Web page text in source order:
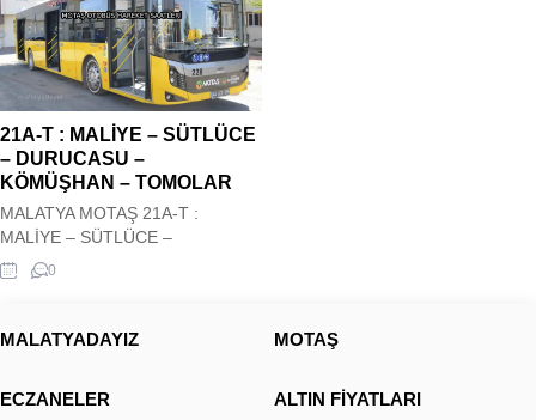
21A-T : MALİYE – SÜTLÜCE
– DURUCASU –
KÖMÜŞHAN – TOMOLAR
MALATYA MOTAŞ 21A-T :
MALİYE – SÜTLÜCE –
DURUCASU – KÖMÜŞHAN –
TOMOLAR OTOBÜS HAREKET
21A-T : MALİYE – SÜTLÜCE –
siz değerli ziyaretçilerimizin
0
MALATYADAYIZ MOTAŞ
ECZANELER ALTIN FİYATLARI